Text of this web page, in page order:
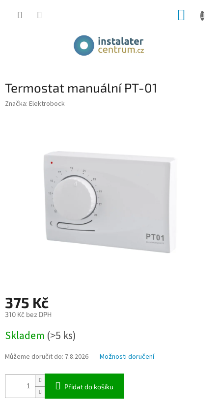
Termostat manuální PT-01
Značka: Elektrobock
375 Kč
310 Kč bez DPH
cena:
Skladem (>5 ks)
Můžeme doručit do: 7.8.2026 Možnosti doručení
Přidat do košíku